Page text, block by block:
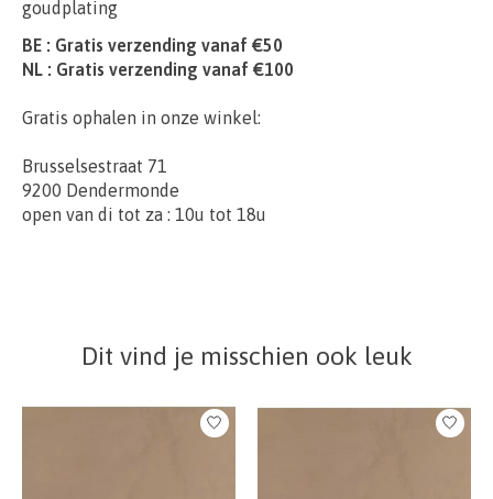
goudplating
BE : Gratis verzending vanaf €50
NL : Gratis verzending vanaf €100
Gratis ophalen in onze winkel:
Brusselsestraat 71
9200 Dendermonde
open van di tot za : 10u tot 18u
Dit vind je misschien ook leuk
Items van productcarrousel